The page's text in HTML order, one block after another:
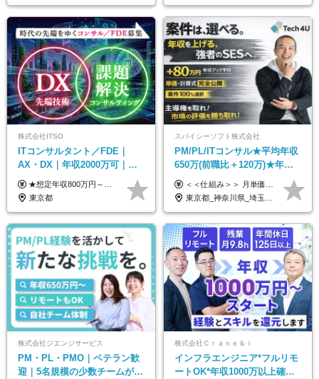
株式会社ITSO
ITコンサルタント／FDE｜
AX・DX｜年収2000万可｜取
引先の9割が大手企業｜残業月
10h｜リモート案件有
★想定年収800万円～最大2000万円可 ★前職給与を考慮 ★ストックオプション付与あり（IPO間近） ★昇給制度あり ┗入社6カ月後に3％以上の昇給があります。その後、業績に合わせて適宜、昇給します。 月給66万円～166.6万円 ※経験、スキルにあわせて相談のうえ決定します。 ※残業手当は残業時間に応じて別途全額支給 ※試用期間6ヶ月（期間中、給与・待遇に差異はありません）
東京都
スパイシーソフト株式会社
PM/PL/ITコンサル★平均年収
650万(前職比＋120万)★年間
休日132日★残業月平均7.4h★
リモあり
＜＜仕組み＞＞ 月単価に応じて会社HPで公開しているテーブルにもとづき毎月決定されます！ https://www.tech4u.dev/payroll ＜＜実績＞＞ PM/PL・ITコンサル職の平均年収実績：650万円 前職比平均：＋120万円 ＜＜PM/PL・ITコンサル案件＞＞ ・PMO／進捗・課題管理：600〜800万円 ・要件定義／業務改善支援：650〜850万円 ・開発PM／PL：750〜1000万円 ・インフラPM／PL：750〜1000万円 ・ITコンサル／導入支援：800〜1000万円 ＜＜リーダークラス＞＞ 還元率：85〜90％ ・月単価100万円 → 年収約960万円 ・月単価120万円 → 年収約1150万円 ・月単価140万円 → 年収約1300万円 ※単価・還元率はすべて公開 ※待機時も給与保証 ※還元率は他社にあわせ社保の会社負担分も含めています 月給25万円～67万円＋賞与年2回 ※上記には、30時間分（4万5千円～12万1千円）の固定残業代が含まれています。超過分は別途支給します。 ※試用期間中も給与、福利厚生に差異なし 【固定残業代について】 固定残業30時間分（45,000円～121,000円）を含む ※超過分は別途全額支給
東京都_神奈川県_埼玉県_千葉県_大阪府_愛知県_兵庫県_京都府_福岡県
株式会社ジエンジサービス
PM・PL・PMO｜ベテラン歓
迎｜5名規模の少数チームが中
株式会社Ｃｒａｎｅ＆Ｉ
インフラエンジニア*フルリモ
ートOK*年収1000万以上確約*